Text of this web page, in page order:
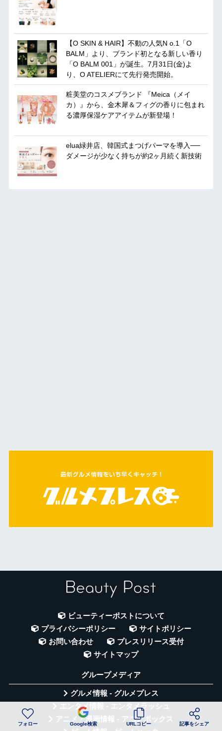
【O SKIN & HAIR】不動の人気N o.1「O
BALM」より、ブランド初となる新しい香り
「O BALM 001」が誕生。7月31日(金)よ
り、O ATELIERにて先行発売開始。
粧美堂のコスメブランド 『Meica（メイ
カ）』から、金木犀＆フィグの香りに包まれ
る濃厚保湿ケアアイテムが新登場！
elua緑井店、韓国式まつげパーマを導入──
ダメージが少なく持ちが約2ヶ月続く新技術
ビューティーポストについて
プライバシーポリシー
サイトポリシー
お問い合わせ
プレスリリース受付
サイトマップ
グループメディア
グルメ情報 - グルメプレス
エンタメ情報 - エンタメラッシュ
アニメ・漫画情報 - アニメボックス
フォロー Google検索 URLコピー 記事をシェア